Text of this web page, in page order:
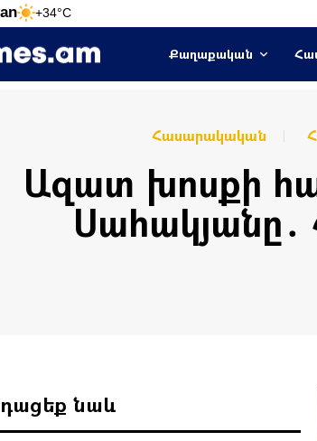
+34°C
Քաղաքական
Հասարակական
Ազատ խոսքի
նաև